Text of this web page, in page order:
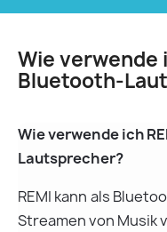
Wie verwende
Bluetooth-
Wie verwende ich
Lautsprecher?
REMI kann als
Streamen von Musik